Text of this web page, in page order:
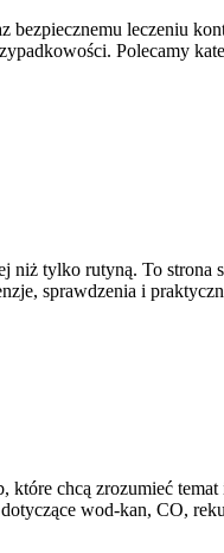
leczeniu
Polecamy
tylko rutyną. To
sprawdzenia i
chcą zrozumieć
wod-kan, CO,